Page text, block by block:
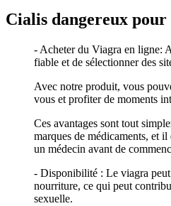
Cialis dangereux pour
- Acheter du Viagra en ligne:
fiable et de sélectionner des
Avec notre produit, vous
vous et profiter de moments
Ces avantages sont tout
marques de médicaments, et
un médecin avant de
- Disponibilité : Le viagra peut
nourriture, ce qui peut
sexuelle.